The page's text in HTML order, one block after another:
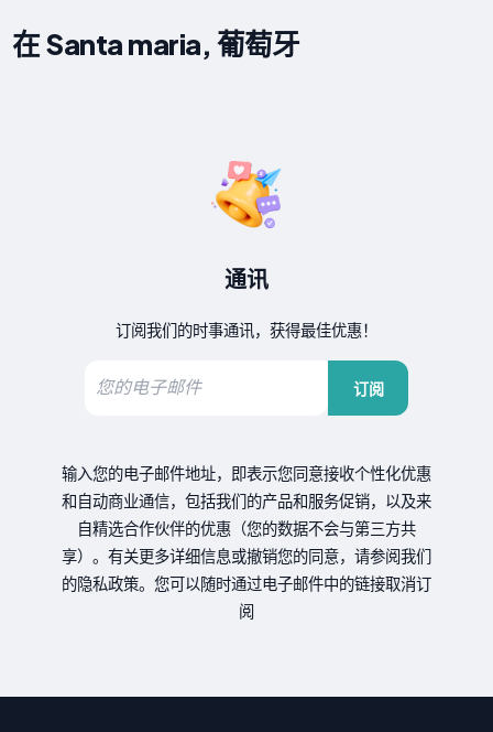
在 Santa maria, 葡萄牙
通讯
订阅我们的时事通讯，获得最佳优惠！
订阅
输入您的电子邮件地址，即表示您同意接收个性化优惠
和自动商业通信，包括我们的产品和服务促销，以及来
自精选合作伙伴的优惠（您的数据不会与第三方共
享）。有关更多详细信息或撤销您的同意，请参阅我们
的隐私政策。您可以随时通过电子邮件中的链接取消订
阅